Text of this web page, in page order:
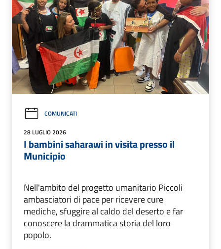
COMUNICATI
28 LUGLIO 2026
I bambini saharawi in visita presso il
Municipio
Nell'ambito del progetto umanitario Piccoli
ambasciatori di pace per ricevere cure
mediche, sfuggire al caldo del deserto e far
conoscere la drammatica storia del loro
popolo.